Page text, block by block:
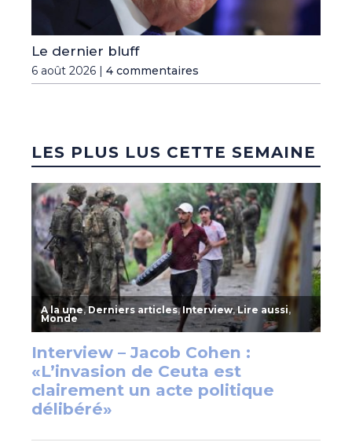
Le dernier bluff
6 août 2026 | 4 commentaires
LES PLUS LUS CETTE SEMAINE